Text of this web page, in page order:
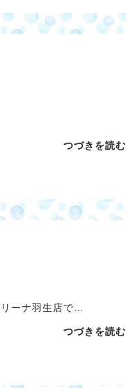
つづきを読む
ーナ羽生店で…
つづきを読む